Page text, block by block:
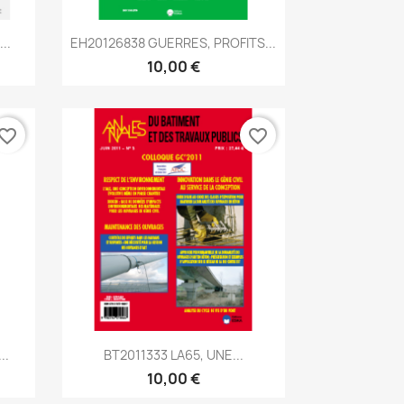
Aperçu rapide
EH20126838 GUERRES, PROFITS...
10,00 €
Aperçu rapide
BT2011333 LA65, UNE...
10,00 €
favorite_border